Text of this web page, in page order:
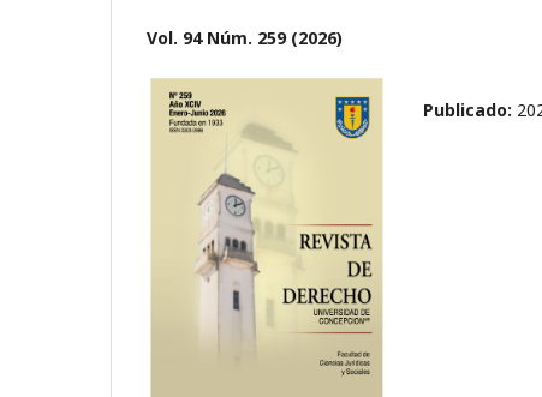
Vol. 94 Núm. 259 (2026)
Publicado: